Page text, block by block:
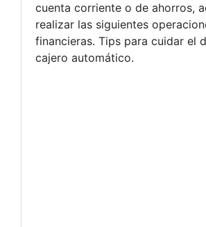
cuenta corriente o de ahorros,
realizar las siguientes
financieras. Tips para cuidar el
cajero automático.